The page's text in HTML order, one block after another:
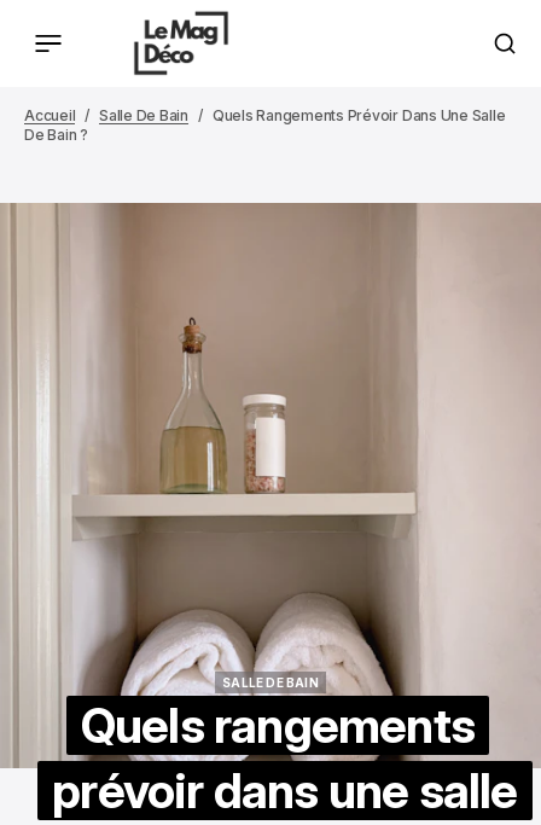
Accueil Salle De Bain
Quels Rangements Prévoir Dans Une Salle
De Bain ?
SALLE DE BAIN
Quels rangements
prévoir dans une salle